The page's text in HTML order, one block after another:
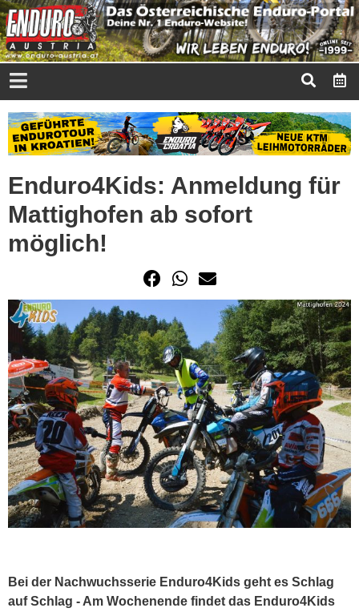
Enduro4Kids: Anmeldung für
Mattighofen ab sofort
möglich!
Bei der Nachwuchsserie Enduro4Kids geht es Schlag
auf Schlag - Am Wochenende findet das Enduro4Kids